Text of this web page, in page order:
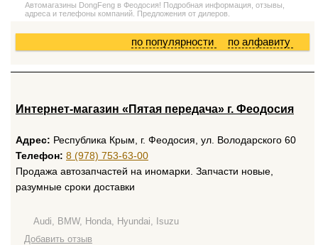
Автомагазины DongFeng в Феодосия! Подробная информация, отзывы,
адреса и телефоны компаний. Предложения от дилеров.
по алфавиту
по популярности
Интернет-магазин «Пятая передача» г. Феодосия
Адрес: Республика Крым, г. Феодосия, ул. Володарского 60
Телефон: 8 (978) 753-63-00
Продажа автозапчастей на иномарки. Запчасти новые,
разумные сроки доставки
Audi, BMW, Honda, Hyundai, Isuzu
Добавить отзыв